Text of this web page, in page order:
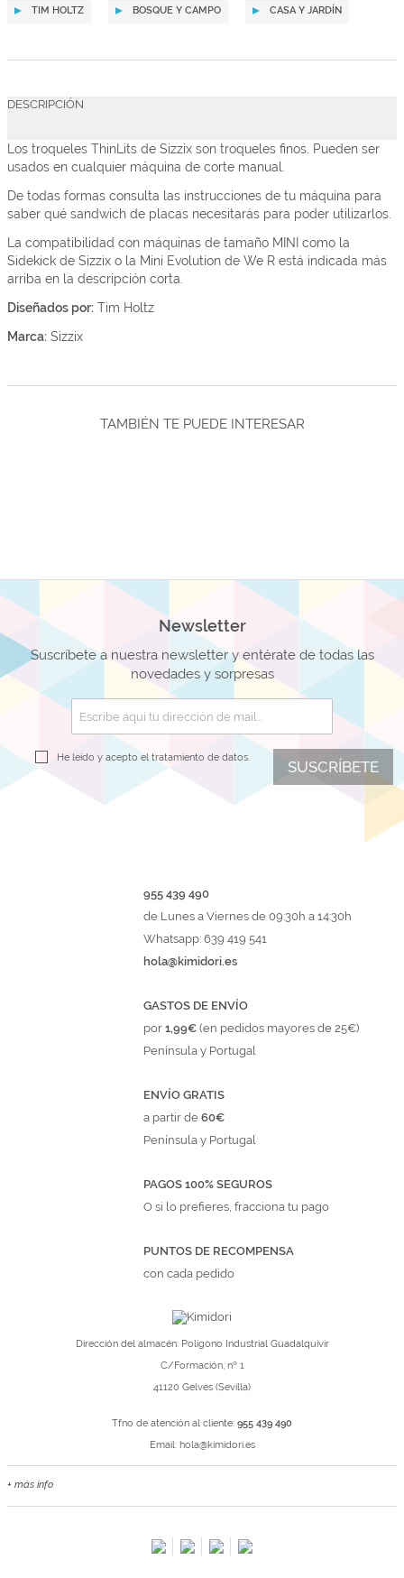
TIM HOLTZ BOSQUE Y CAMPO CASA Y JARDÍN
DESCRIPCIÓN
Los troqueles ThinLits de Sizzix son troqueles finos. Pueden ser
usados en cualquier máquina de corte manual.
De todas formas consulta las instrucciones de tu máquina para
saber qué sandwich de placas necesitarás para poder utilizarlos.
La compatibilidad con máquinas de tamaño MINI como la
Sidekick de Sizzix o la Mini Evolution de We R está indicada más
arriba en la descripción corta.
Diseñados por: Tim Holtz
Marca: Sizzix
TAMBIÉN TE PUEDE INTERESAR
Newsletter
Suscríbete a nuestra newsletter y entérate de todas las
novedades y sorpresas
SUSCRÍBETE
He leído y acepto el tratamiento de datos.
955 439 490
de Lunes a Viernes de 09:30h a 14:30h
Whatsapp: 639 419 541
hola@kimidori.es
GASTOS DE ENVÍO
por1,99€(en pedidos mayores de 25€)
Península y Portugal
ENVÍO GRATIS
a partir de60€
Península y Portugal
PAGOS 100% SEGUROS
O si lo prefieres, fracciona tu pago
PUNTOS DE RECOMPENSA
con cada pedido
Dirección del almacén: Polígono Industrial Guadalquivir
C/Formación, nº 1
41120 Gelves (Sevilla)
Tfno de atención al cliente: 955 439 490
Email: hola@kimidori.es
+ más info